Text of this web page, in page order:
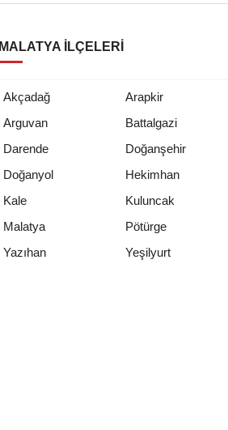
MALATYA İLÇELERI
Akçadağ
Arapkir
Arguvan
Battalgazi
Darende
Doğanşehir
Doğanyol
Hekimhan
Kale
Kuluncak
Malatya
Pötürge
Yazıhan
Yeşilyurt